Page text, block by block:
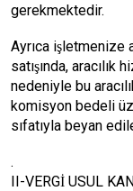
gerekmektedir.
Ayrıca işletmenize
satışında, aracılık
nedeniyle bu
komisyon bedeli
sıfatıyla beyan
.
II-VERGİ USUL